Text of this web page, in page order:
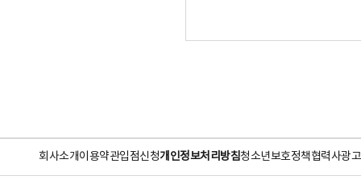
회사소개이용약관입점신청개인정보처리방침청소년보호정책협력사광